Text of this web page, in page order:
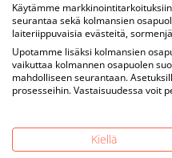
Käytämme
seurantaa sekä kolmansien
laiteriippuvaisia evästeitä,
Upotamme lisäksi kolmansien
vaikuttaa kolmannen osapuolen
mahdolliseen seurantaan.
prosesseihin. Vastaisuudessa voit
Kiellä